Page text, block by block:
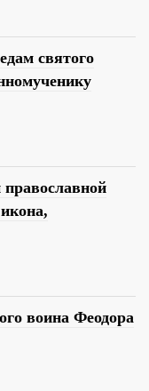
святого
воина Феодора